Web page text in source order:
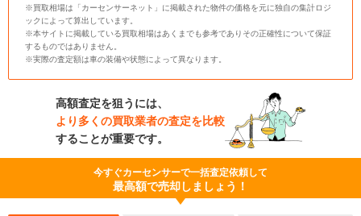
※買取相場は「カーセンサーネット」に掲載された物件の価格を元に独自の集計ロジ
ックによって算出しています。
※本サイトに掲載している買取相場はあくまでも参考でありその正確性について保証
するものではありません。
※実際の査定額は車の装備や状態によって異なります。
高額査定を狙うには、
より多くの買取業者の査定を比較
することが重要です。
今すぐカーセンサーで一括査定依頼して
最高額で売却しましょう！